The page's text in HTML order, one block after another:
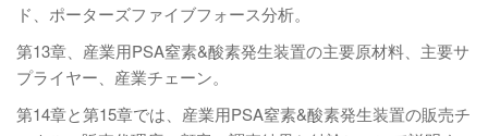
ド、ポーターズファイブフォース分析。
第13章、産業用PSA窒素&酸素発生装置の主要原材料、主要サ
プライヤー、産業チェーン。
第14章と第15章では、産業用PSA窒素&酸素発生装置の販売チ